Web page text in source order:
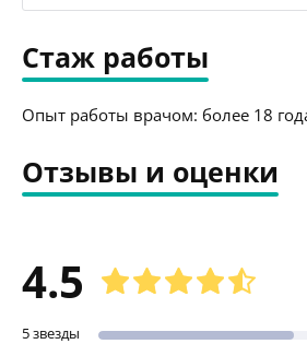
Стаж работы
Опыт работы врачом: более 18
Отзывы и оценки
4.5
5 звезды